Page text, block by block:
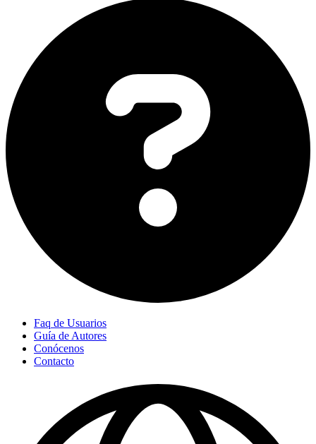
Faq de Usuarios
Guía de Autores
Conócenos
Contacto